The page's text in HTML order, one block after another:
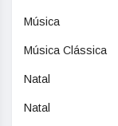
Música
Música Clássica
Natal
Natal